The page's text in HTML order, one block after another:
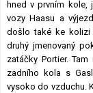
hned v prvním kole,
vozy Haasu a
došlo také ke kolizi
druhý jmenovaný
zatáčky Portier.
zadního kola s
vysoko do vzduchu.